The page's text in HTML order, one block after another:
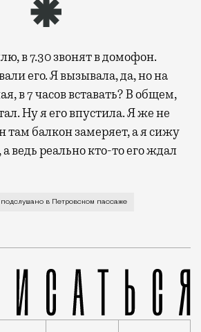
в 7.30 звонят в домофон.
его. Я вызывала, да, но на
в 7 часов вставать? В общем,
Ну я его впустила. Я же не
там балкон замеряет, а я сижу
ведь реально кто-то его ждал
к Новому году уже думать. — В
подслушано в Петровском пассаже